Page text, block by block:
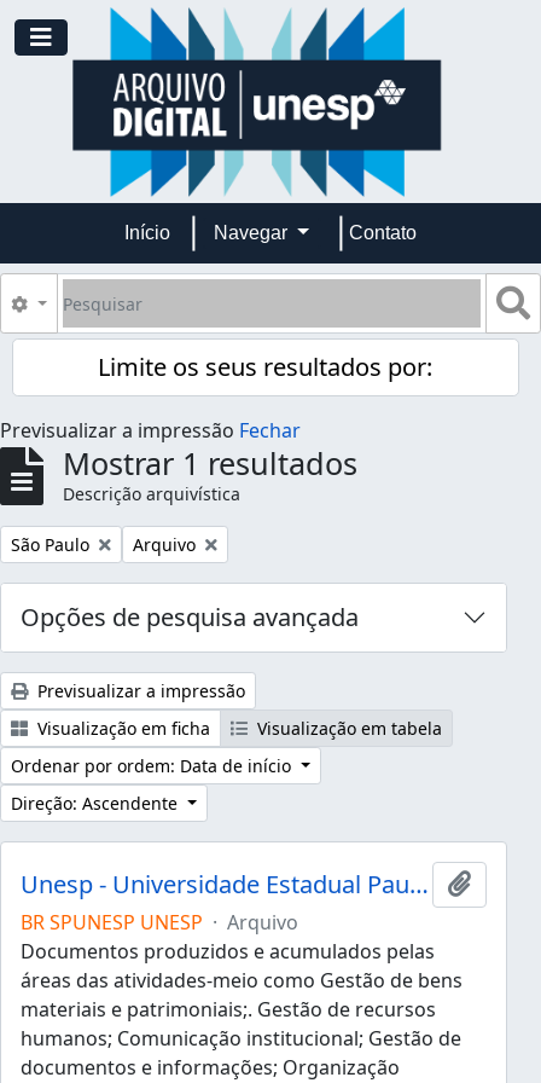
Skip to main content
Toggle navigation
Início Navegar Contato
Pesquisar
Opções de busca
Limite os seus resultados por:
Previsualizar a impressão Fechar
Mostrar 1 resultados
Descrição arquivística
Remover filtro:
São Paulo Remover filtro:
Arquivo
Opções de pesquisa avançada
Previsualizar a impressão
Visualização em ficha
Visualização em tabela
Ordenar por ordem: Data de início
Direção: Ascendente
Unesp - Universidade Estadual Paulista "Júlio de Mesquita Filho"
BR SPUNESP UNESP · Arquivo
Documentos produzidos e acumulados pelas
áreas das atividades-meio como Gestão de bens
materiais e patrimoniais;. Gestão de recursos
humanos; Comunicação institucional; Gestão de
documentos e informações; Organização